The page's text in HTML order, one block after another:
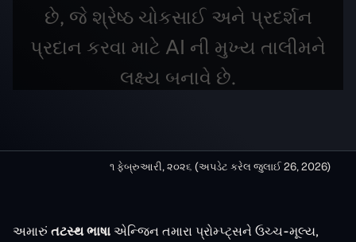
છે, જે શ્રેષ્ઠ ચોકસાઈ અને પ્રદર્શન
પ્રદાન કરવા માટે AI ની મુખ્ય તાલીમને
લક્ષ્ય બનાવે છે.
૧ ફેબ્રુઆરી, ૨૦૨૬ (અપડેટ કરેલ જુલાઈ 26, 2026)
અમારું તટસ્થ ભાષા એન્જિન તમારા પ્રોમ્પ્ટ્સને ઉચ્ચ-મૂલ્ય,